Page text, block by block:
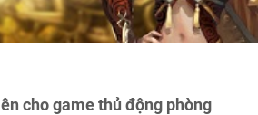
cho game thủ động phòng